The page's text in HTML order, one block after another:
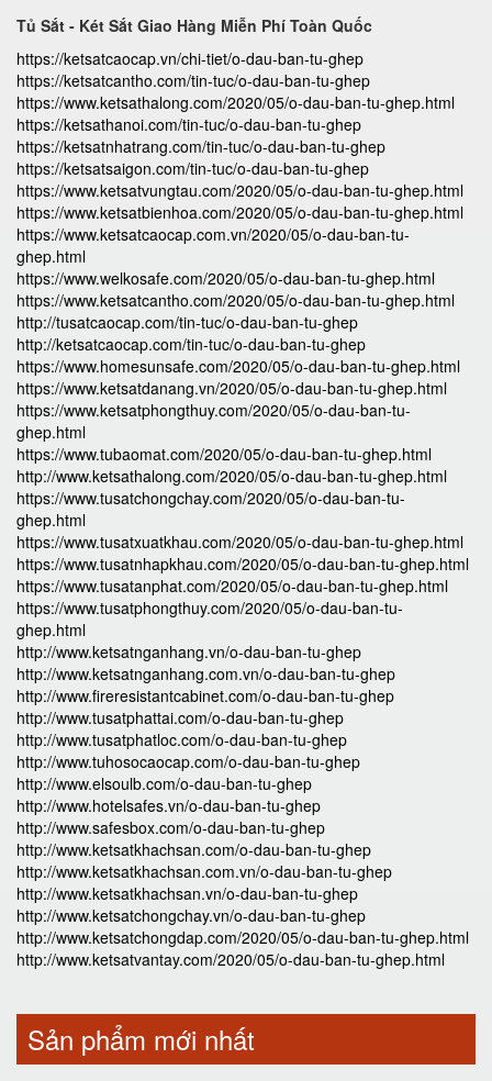
Tủ Sắt - Két Sắt Giao Hàng Miễn Phí Toàn Quốc
https://ketsatcaocap.vn/chi-tiet/o-dau-ban-tu-ghep
https://ketsatcantho.com/tin-tuc/o-dau-ban-tu-ghep
https://www.ketsathalong.com/2020/05/o-dau-ban-tu-ghep.html
https://ketsathanoi.com/tin-tuc/o-dau-ban-tu-ghep
https://ketsatnhatrang.com/tin-tuc/o-dau-ban-tu-ghep
https://ketsatsaigon.com/tin-tuc/o-dau-ban-tu-ghep
https://www.ketsatvungtau.com/2020/05/o-dau-ban-tu-ghep.html
https://www.ketsatbienhoa.com/2020/05/o-dau-ban-tu-ghep.html
https://www.ketsatcaocap.com.vn/2020/05/o-dau-ban-tu-
ghep.html
https://www.welkosafe.com/2020/05/o-dau-ban-tu-ghep.html
https://www.ketsatcantho.com/2020/05/o-dau-ban-tu-ghep.html
http://tusatcaocap.com/tin-tuc/o-dau-ban-tu-ghep
http://ketsatcaocap.com/tin-tuc/o-dau-ban-tu-ghep
https://www.homesunsafe.com/2020/05/o-dau-ban-tu-ghep.html
https://www.ketsatdanang.vn/2020/05/o-dau-ban-tu-ghep.html
https://www.ketsatphongthuy.com/2020/05/o-dau-ban-tu-
ghep.html
https://www.tubaomat.com/2020/05/o-dau-ban-tu-ghep.html
http://www.ketsathalong.com/2020/05/o-dau-ban-tu-ghep.html
https://www.tusatchongchay.com/2020/05/o-dau-ban-tu-
ghep.html
https://www.tusatxuatkhau.com/2020/05/o-dau-ban-tu-ghep.html
https://www.tusatnhapkhau.com/2020/05/o-dau-ban-tu-ghep.html
https://www.tusatanphat.com/2020/05/o-dau-ban-tu-ghep.html
https://www.tusatphongthuy.com/2020/05/o-dau-ban-tu-
ghep.html
http://www.ketsatnganhang.vn/o-dau-ban-tu-ghep
http://www.ketsatnganhang.com.vn/o-dau-ban-tu-ghep
http://www.fireresistantcabinet.com/o-dau-ban-tu-ghep
http://www.tusatphattai.com/o-dau-ban-tu-ghep
http://www.tusatphatloc.com/o-dau-ban-tu-ghep
http://www.tuhosocaocap.com/o-dau-ban-tu-ghep
http://www.elsoulb.com/o-dau-ban-tu-ghep
http://www.hotelsafes.vn/o-dau-ban-tu-ghep
http://www.safesbox.com/o-dau-ban-tu-ghep
http://www.ketsatkhachsan.com/o-dau-ban-tu-ghep
http://www.ketsatkhachsan.com.vn/o-dau-ban-tu-ghep
http://www.ketsatkhachsan.vn/o-dau-ban-tu-ghep
http://www.ketsatchongchay.vn/o-dau-ban-tu-ghep
http://www.ketsatchongdap.com/2020/05/o-dau-ban-tu-ghep.html
http://www.ketsatvantay.com/2020/05/o-dau-ban-tu-ghep.html
Sản phẩm mới nhất